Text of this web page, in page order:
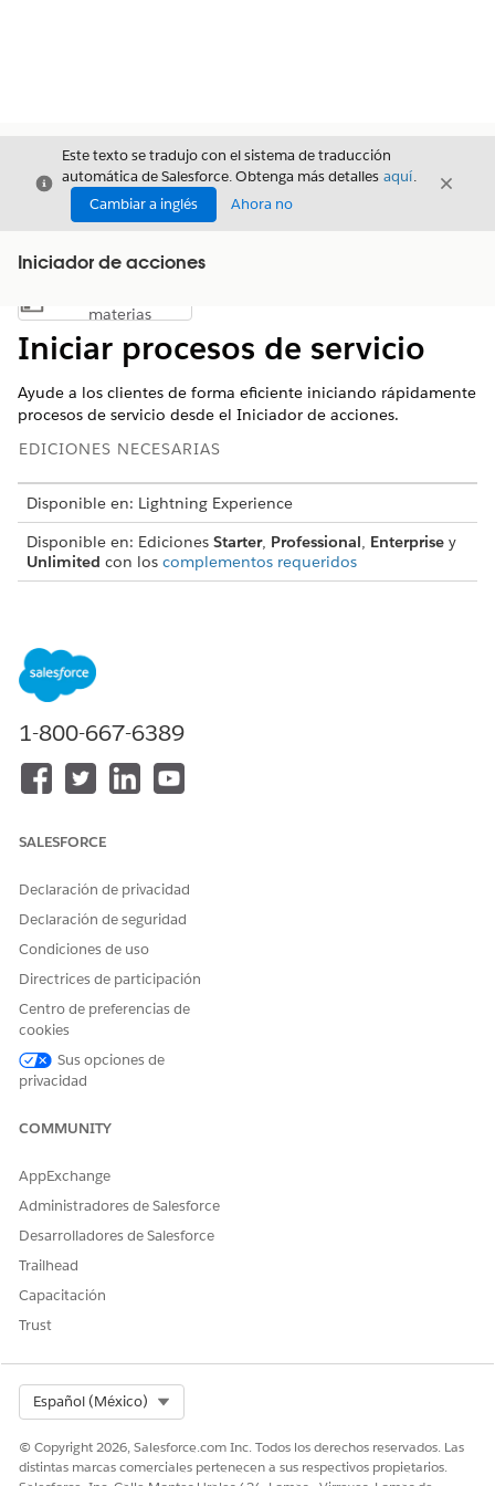
Cerrar
Este texto se tradujo con el sistema de traducción
automática de Salesforce. Obtenga más detalles aquí.
Cambiar a inglés
Ahora no
Cerrar
Iniciador de acciones
Mostrar índice de materias
materias
Iniciar procesos de servicio
Ayude a los clientes de forma eficiente iniciando rápidamente
procesos de servicio desde el Iniciador de acciones.
EDICIONES NECESARIAS
Disponible en: Lightning Experience
Disponible en: Ediciones Starter, Professional, Enterprise y
Unlimited con los complementos requeridos
Para proporcionar a los
usuarios acceso al Iniciador
de acciones:
Para proporcionar a los
de servicio:
en el campo de búsqueda.
negrita en los nombres y las descripciones que
aparecen en los resultados de búsqueda. La categoría
se muestra junto con cada proceso de servicio en los
resultados de búsqueda.
de servicio desde los resultados de búsqueda.
NOTA
procesos de servicio.
1-800-667-6389
SALESFORCE
Declaración de privacidad
Declaración de seguridad
Condiciones de uso
Directrices de participación
Centro de preferencias de
cookies
Sus opciones de
privacidad
COMMUNITY
AppExchange
Administradores de Salesforce
Desarrolladores de Salesforce
Trailhead
Capacitación
Trust
Español (México)
© Copyright 2026, Salesforce.com Inc. Todos los derechos reservados. Las
distintas marcas comerciales pertenecen a sus respectivos propietarios.